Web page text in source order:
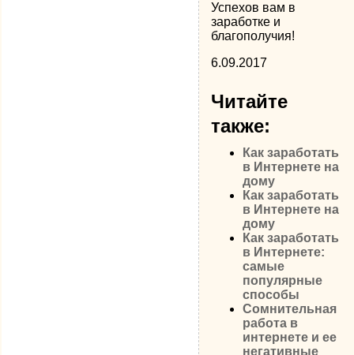
Успехов вам в
заработке и
благополучия!
6.09.2017
Читайте
также:
Как заработать
в Интернете на
дому
Как заработать
в Интернете на
дому
Как заработать
в Интернете:
самые
популярные
способы
Сомнительная
работа в
интернете и ее
негативные